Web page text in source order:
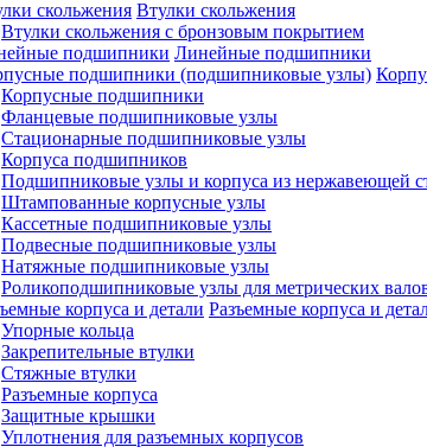
Втулки скольжения
Втулки скольжения с бронзовым покрытием
Линейные подшипники
Корпусные подшипники
Фланцевые подшипниковые узлы
Стационарные подшипниковые узлы
Корпуса подшипников
Подшипниковые узлы и корпуса из нержавеющей
Штампованные корпусные узлы
Кассетные подшипниковые узлы
Подвесные подшипниковые узлы
Натяжные подшипниковые узлы
Роликоподшипниковые узлы для метрических
Разъемные корпуса и
Упорные кольца
Закрепительные втулки
Стяжные втулки
Разъемные корпуса
Защитные крышки
Уплотнения для разъемных корпусов